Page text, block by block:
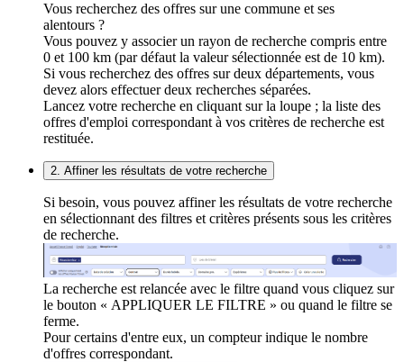
Vous recherchez des offres sur une commune et ses
alentours ?
Vous pouvez y associer un rayon de recherche compris entre
0 et 100 km (par défaut la valeur sélectionnée est de 10 km).
Si vous recherchez des offres sur deux départements, vous
devez alors effectuer deux recherches séparées.
Lancez votre recherche en cliquant sur la loupe ; la liste des
offres d'emploi correspondant à vos critères de recherche est
restituée.
2. Affiner les résultats de votre recherche
Si besoin, vous pouvez affiner les résultats de votre recherche
en sélectionnant des filtres et critères présents sous les critères
de recherche.
La recherche est relancée avec le filtre quand vous cliquez sur
le bouton « APPLIQUER LE FILTRE » ou quand le filtre se
ferme.
Pour certains d'entre eux, un compteur indique le nombre
d'offres correspondant.